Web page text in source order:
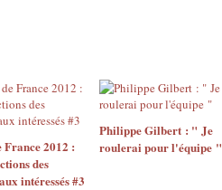
France 2012 :
des
intéressés #3
Philippe Gilbert : " Je
roulerai pour l'équipe "